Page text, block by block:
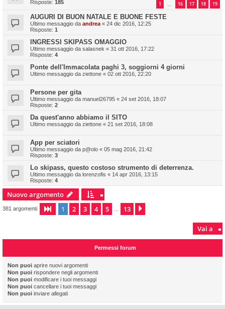
Risposte: 185 1 16 17 18 19
AUGURI DI BUON NATALE E BUONE FESTE
Ultimo messaggio da andrea« 24 dic 2016, 12:25
Risposte: 1
INGRESSI SKIPASS OMAGGIO
Ultimo messaggio da salasnek « 31 ott 2016, 17:22
Risposte: 4
Ponte dell'Immacolata paghi 3, soggiorni 4 giorni
Ultimo messaggio da ziettone « 02 ott 2016, 22:20
Persone per gita
Ultimo messaggio da manuel26795 « 24 set 2016, 18:07
Risposte: 2
Da quest'anno abbiamo il SITO
Ultimo messaggio da ziettone « 21 set 2016, 18:08
App per sciatori
Ultimo messaggio da p@olo « 05 mag 2016, 21:42
Risposte: 3
Lo skipass, questo costoso strumento di deterrenza.
Ultimo messaggio da lorenzofis « 14 apr 2016, 13:15
Risposte: 4
Nuovo argomento
381 argomenti Pagina di 13
1 2 3 4 5 … 13
Vai a
Permessi forum
Non puoi aprire nuovi argomenti
Non puoi rispondere negli argomenti
Non puoi modificare i tuoi messaggi
Non puoi cancellare i tuoi messaggi
Non puoi inviare allegati